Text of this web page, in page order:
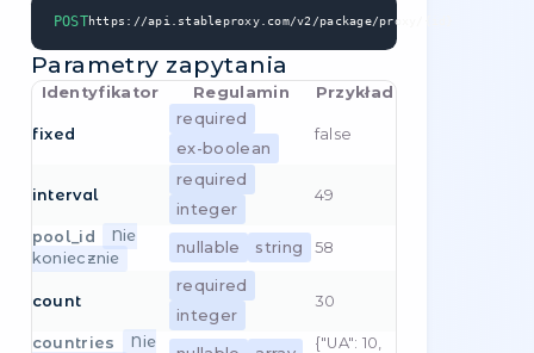
'Authorization': 'API-Token
'Content-Type': 'application/
         }
      }
   const res = await req.json();
Przykłady odpowiedzi
Success response